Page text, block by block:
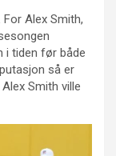
Alex Smith,
i tiden før både
så er
Smith ville